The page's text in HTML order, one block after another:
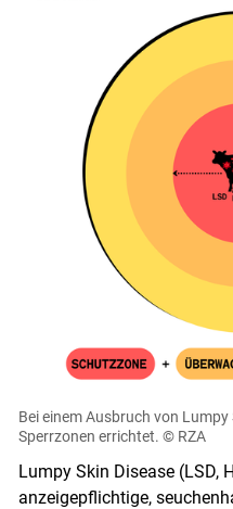
Bei einem Ausbruch von
Sperrzonen errichtet. © RZA
Lumpy Skin Disease (LSD,
anzeigepflichtige,